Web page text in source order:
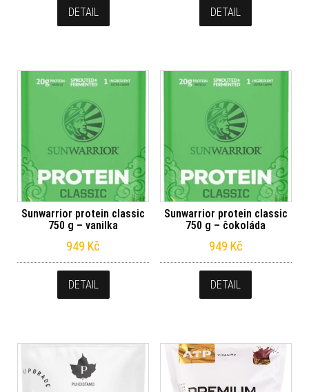
DETAIL DETAIL
Sunwarrior protein classic
750 g – vanilka
949 Kč
DETAIL
Sunwarrior protein classic
750 g – čokoláda
949 Kč
DETAIL